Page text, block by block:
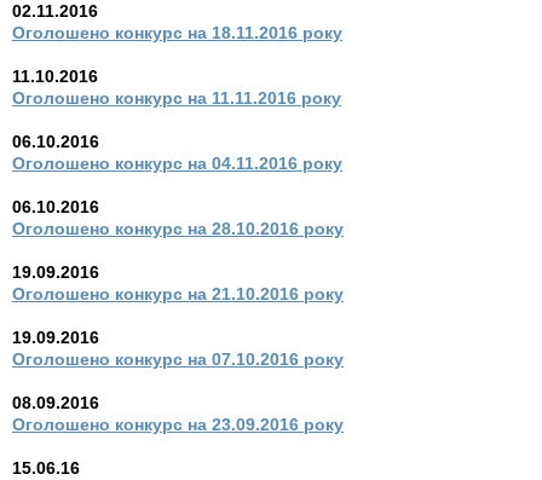
02.11.2016
Оголошено конкурс на 18.11.2016 року
11.10.2016
Оголошено конкурс на 11.11.2016 року
06.10.2016
Оголошено конкурс на 04.11.2016 року
06.10.2016
Оголошено конкурс на 28.10.2016 року
19.09.2016
Оголошено конкурс на 21.10.2016 року
19.09.2016
Оголошено конкурс на 07.10.2016 року
08.09.2016
Оголошено конкурс на 23.09.2016 року
15.06.16